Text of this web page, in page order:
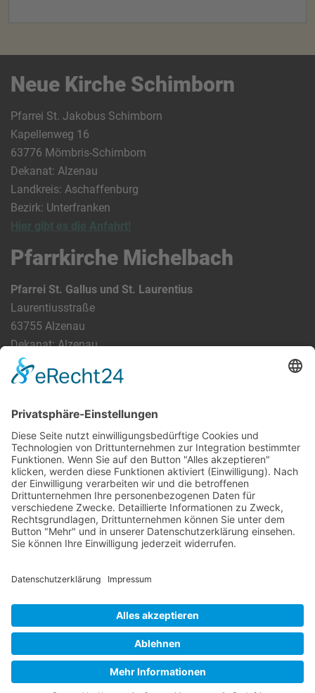
Neue Kirche Schimborn
Pfarrei St. Jakobus Schimborn
Kapellenweg 16
63776 Mömbris-Schimborn
Dekanat: Alzenau
Landkreis: Aschaffenburg
Bezirk: Unterfranken
Pfarrkirche Michelbach
Pfarrei St. Gallus und St. Laurentius
Laurentiusstraße
63755 Alzenau
Dekanat: Alzenau
Landkreis: Aschaffenburg
Bezirk: Unterfranken
Hier gibt es die Anfahrt!
Datenschutz|Sitemap